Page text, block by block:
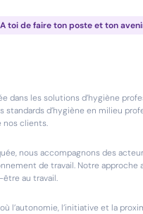
A toi de faire ton poste et ton
dans les solutions d’hygiène
d’hygiène en milieu
nos clients.
nous accompagnons des
de travail. Notre
au travail.
l’autonomie, l’initiative et la